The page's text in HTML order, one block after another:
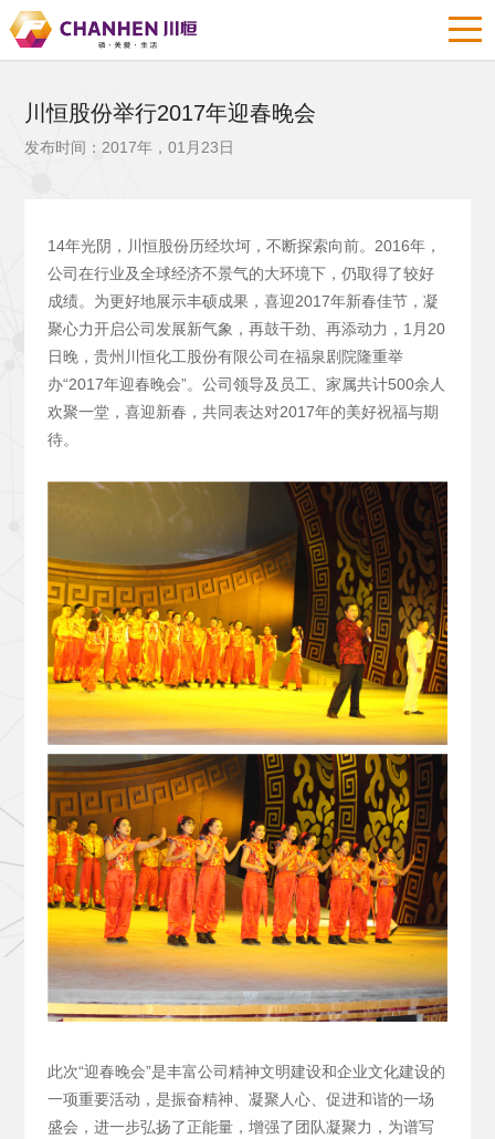
川恒股份举行2017年迎春晚会
发布时间：2017年，01月23日
14年光阴，川恒股份历经坎坷，不断探索向前。2016年，
公司在行业及全球经济不景气的大环境下，仍取得了较好
成绩。为更好地展示丰硕成果，喜迎2017年新春佳节，凝
聚心力开启公司发展新气象，再鼓干劲、再添动力，1月20
日晚，贵州川恒化工股份有限公司在福泉剧院隆重举
办“2017年迎春晚会”。公司领导及员工、家属共计500余人
欢聚一堂，喜迎新春，共同表达对2017年的美好祝福与期
待。
此次“迎春晚会”是丰富公司精神文明建设和企业文化建设的
一项重要活动，是振奋精神、凝聚人心、促进和谐的一场
盛会，进一步弘扬了正能量，增强了团队凝聚力，为谱写